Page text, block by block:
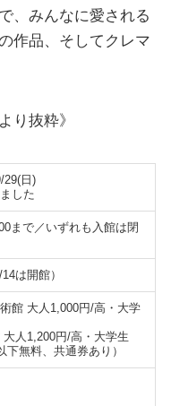
、みんなに愛される
作品、そしてクレマ
り抜粋》
29(日)
した
まで／いずれも入館は閉
は開館）
館 大人1,000円/高・大学
人1,200円/高・大学生
無料、共通券あり）